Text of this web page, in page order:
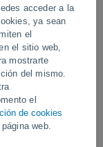
acceder a la
ya sean
el
el sitio web,
mostrarte
del mismo.
el
de cookies
web.
metros de
observadas